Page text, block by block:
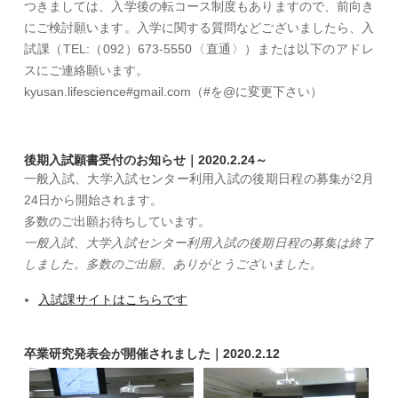
つきましては、入学後の転コース制度もありますので、前向き
にご検討願います。入学に関する質問などございましたら、入
試課（TEL:（092）673‐5550〈直通〉）または以下のアドレ
スにご連絡願います。
kyusan.lifescience#gmail.com（#を@に変更下さい）
後期入試願書受付のお知らせ｜2020.2.24～
一般入試、大学入試センター利用入試の後期日程の募集が2月
24日から開始されます。
多数のご出願お待ちしています。
一般入試、大学入試センター利用入試の後期日程の募集は終了
しました。多数のご出願、ありがとうございました。
入試課サイトはこちらです
卒業研究発表会が開催されました｜2020.2.12